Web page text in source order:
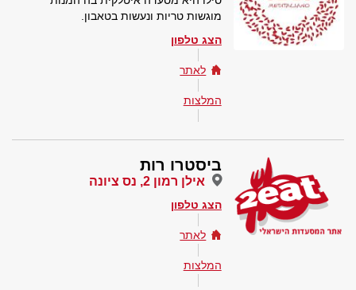
מוגשות טריות ונעשות בטאבון.
הצג טלפון
לאתר
המלצות
ביסטרו רות
אילן רמון 2, נס ציונה
הצג טלפון
לאתר
המלצות